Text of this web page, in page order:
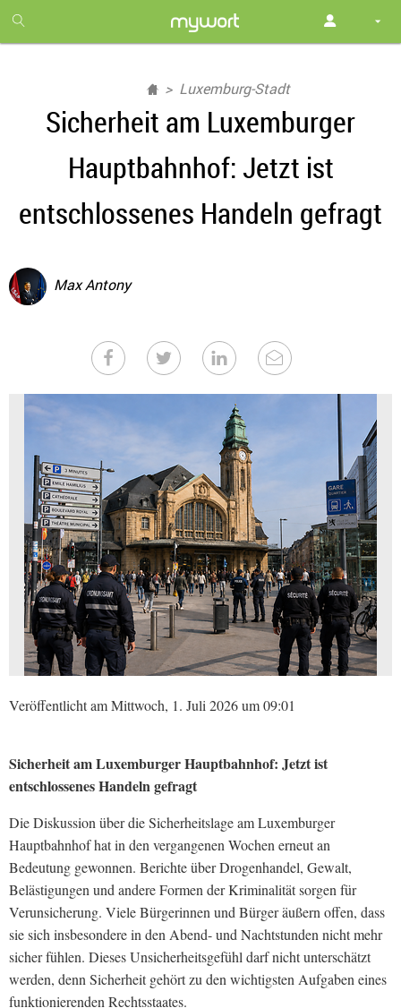
month
free
Luxemburg-Stadt
Sicherheit am Luxemburger
Hauptbahnhof: Jetzt ist
entschlossenes Handeln gefragt
Max Antony
Veröffentlicht am Mittwoch, 1. Juli 2026 um 09:01
Sicherheit am Luxemburger Hauptbahnhof: Jetzt ist
entschlossenes Handeln gefragt
Die Diskussion über die Sicherheitslage am Luxemburger
Hauptbahnhof hat in den vergangenen Wochen erneut an
Bedeutung gewonnen. Berichte über Drogenhandel, Gewalt,
Belästigungen und andere Formen der Kriminalität sorgen für
Verunsicherung. Viele Bürgerinnen und Bürger äußern offen, dass
sie sich insbesondere in den Abend- und Nachtstunden nicht mehr
sicher fühlen. Dieses Unsicherheitsgefühl darf nicht unterschätzt
werden, denn Sicherheit gehört zu den wichtigsten Aufgaben eines
funktionierenden Rechtsstaates.